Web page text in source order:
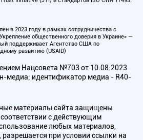
в 2023 году в рамках сотрудничества с
общественного доверия в Украине» —
поддерживает Агентство США по
развитию (USAID)
Нацсовета №703 от 10.08.2023
медиа; идентификатор медиа - R40-
материалы сайта защищены
с действующим
любых материалов,
при условии ссылки на